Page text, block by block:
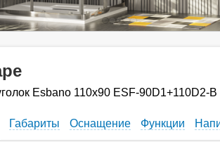
Esbano 110х90 ESF-90D1+110D2-B
Габариты Оснащение Функции